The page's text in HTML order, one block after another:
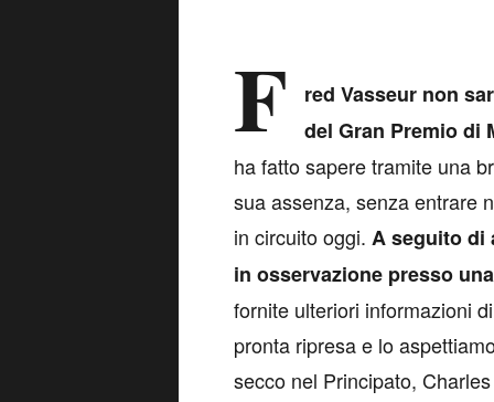
F
red Vasseur non
del Gran Premio di
ha fatto sapere tramite una
sua assenza, senza entrare
in circuito oggi. A seguito di
in osservazione presso
fornite ulteriori informazioni
pronta ripresa e lo
secco nel Principato,